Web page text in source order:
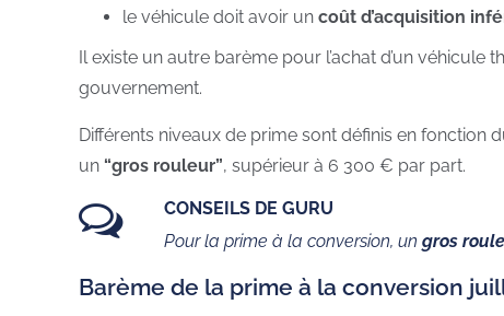
le véhicule doit avoir un coût d’acquisition
Il existe un autre barème pour l’achat d’un véhicule
gouvernement.
Différents niveaux de prime sont définis en fonction
un “gros rouleur”, supérieur à 6 300 € par part.
CONSEILS DE GURU
Pour la prime à la conversion, un gros
Barème de la prime à la conversion